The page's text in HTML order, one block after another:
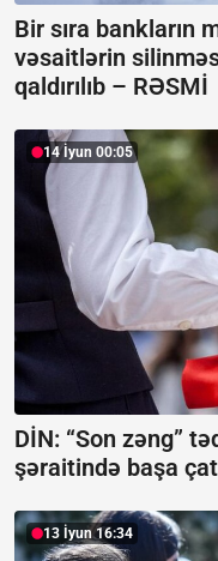
Bir sıra bankların
vəsaitlərin
qaldırılıb – RƏSMİ
14 İyun 00:05
DİN: “Son zəng”
şəraitində başa
13 İyun 16:34